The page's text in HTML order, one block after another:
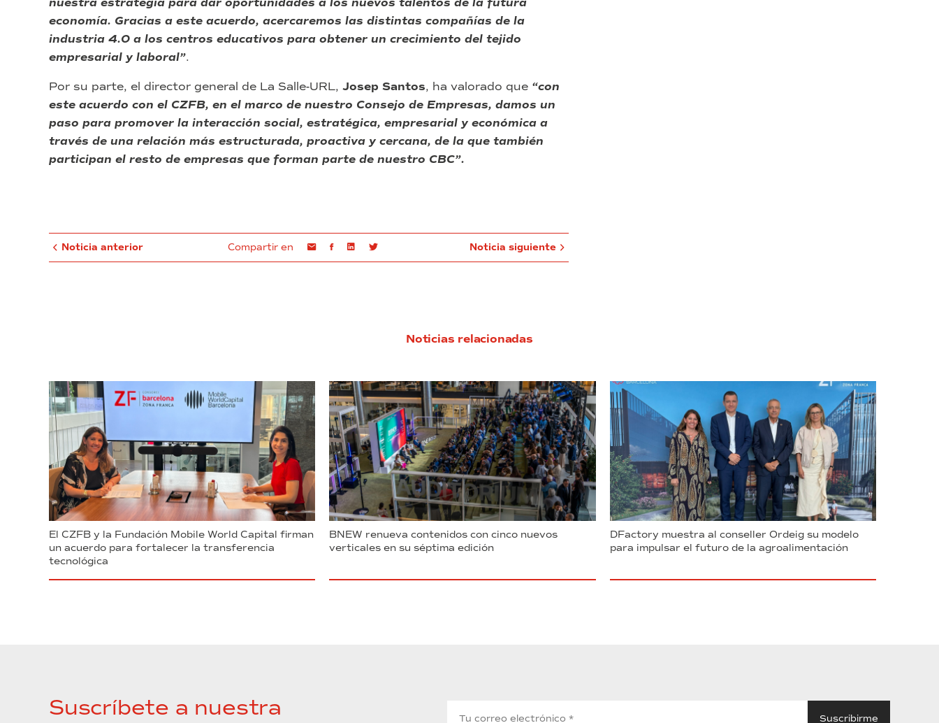
nuestra estrategia para dar oportunidades a los nuevos talentos de la futura
economía. Gracias a este acuerdo, acercaremos las distintas compañías de la
industria 4.0 a los centros educativos para obtener un crecimiento del tejido
empresarial y laboral”.
Por su parte, el director general de La Salle-URL, Josep Santos, ha valorado que “con
este acuerdo con el CZFB, en el marco de nuestro Consejo de Empresas, damos un
paso para promover la interacción social, estratégica, empresarial y económica a
través de una relación más estructurada, proactiva y cercana, de la que también
participan el resto de empresas que forman parte de nuestro CBC”.
Noticia anterior Compartir en EmailFacebookLinkedin Noticia siguiente
Noticias relacionadas
El CZFB y la Fundación Mobile World Capital firman
un acuerdo para fortalecer la transferencia
tecnológica
BNEW renueva contenidos con cinco nuevos
verticales en su séptima edición
DFactory muestra al conseller Ordeig su modelo
para impulsar el futuro de la agroalimentación
Suscríbete a nuestra